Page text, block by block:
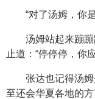
“对了汤姆，你
汤姆站起来蹦
止道：“停停停，你
张达也记得汤
至还会华夏各地的